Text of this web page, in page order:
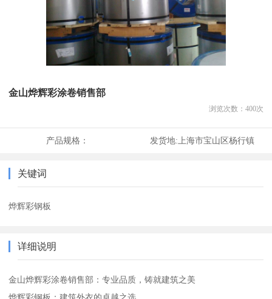
金山烨辉彩涂卷销售部
浏览次数： 400次
产品规格： 发货地: 上海市宝山区杨行镇
关键词
烨辉彩钢板
详细说明
金山烨辉彩涂卷销售部：专业品质，铸就建筑之美